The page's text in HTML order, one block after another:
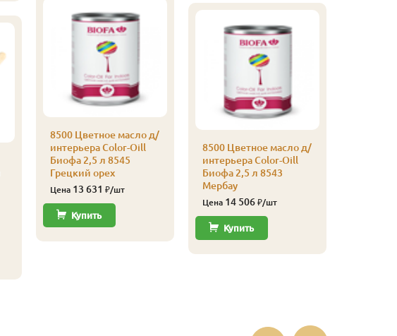
8500 Цветное масло д/
интерьера Color-Oill
Биофа 2,5 л 8545
Грецкий орех
Цена 13 631 ₽/шт
Купить
8500 Цветное масло д/
интерьера Color-Oill
Биофа 2,5 л 8543
Мербау
Цена 14 506₽/шт
Купить